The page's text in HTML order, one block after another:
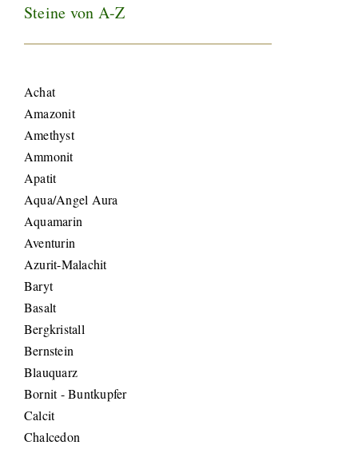
Steine von A-Z
Achat
Amazonit
Amethyst
Ammonit
Apatit
Aqua/Angel Aura
Aquamarin
Aventurin
Azurit-Malachit
Baryt
Basalt
Bergkristall
Bernstein
Blauquarz
Bornit - Buntkupfer
Calcit
Chalcedon